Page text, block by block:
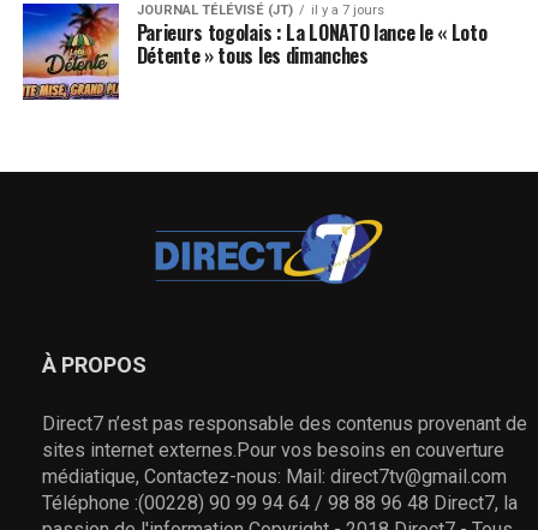
JOURNAL TÉLÉVISÉ (JT) il y a 7 jours
Parieurs togolais : La LONATO lance le « Loto
Détente » tous les dimanches
À PROPOS
Direct7 n’est pas responsable des contenus provenant de
sites internet externes.Pour vos besoins en couverture
médiatique, Contactez-nous: Mail: direct7tv@gmail.com
Téléphone :(00228) 90 99 94 64 / 98 88 96 48 Direct7, la